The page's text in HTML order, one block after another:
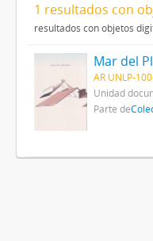
1 resultados con
resultados con objetos
Mar del
AR UNLP-
Unidad
Parte de